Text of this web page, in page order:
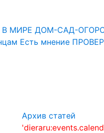
В МИРЕ ДОМ-САД-
Есть мнение
Архив статей